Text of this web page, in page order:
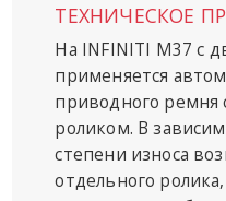
ТЕХНИЧЕСКОЕ
На INFINITI M37 с
применяется
приводного ремня
роликом. В
степени износа
отдельного